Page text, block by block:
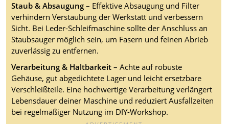
Staub & Absaugung– Effektive Absaugung und Filter
verhindern Verstaubung der Werkstatt und verbessern
Sicht. Bei Leder-Schleifmaschine sollte der Anschluss an
Staubsauger möglich sein, um Fasern und feinen Abrieb
zuverlässig zu entfernen.
Verarbeitung & Haltbarkeit– Achte auf robuste
Gehäuse, gut abgedichtete Lager und leicht ersetzbare
Verschleißteile. Eine hochwertige Verarbeitung verlängert
Lebensdauer deiner Maschine und reduziert Ausfallzeiten
bei regelmäßiger Nutzung im DIY-Workshop.